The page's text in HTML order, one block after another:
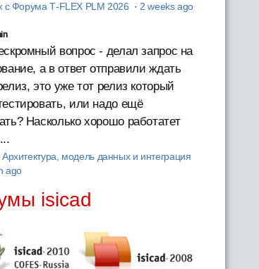
с Форума T‑FLEX PLM 2026 · 2 weeks ago
вопрос - делал запрос на
а в ответ отправили ждать
это уже тот релиз который
или надо ещё
Насколько хорошо работатет
модель данных и интеграция
ago
isicad